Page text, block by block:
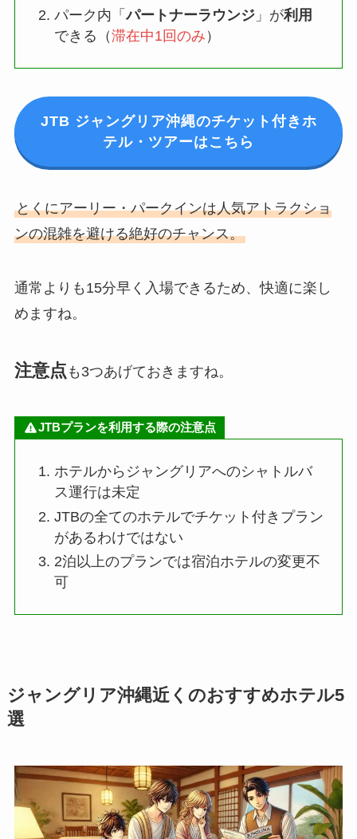
パーク内「パートナーラウンジ 」が利用
できる（滞在中1回のみ ）
JTB ジャングリア沖縄のチケット付きホ
テル・ツアーはこちら
とくにアーリー・パークインは人気アトラクショ
ンの混雑を避ける絶好のチャンス。
通常よりも15分早く入場できるため、快適に楽し
めますね。
注意点 も3つあげておきますね。
JTBプランを利用する際の注意点
ホテルからジャングリアへのシャトルバ
ス運行は未定
JTBの全てのホテルでチケット付きプラン
があるわけではない
2泊以上のプランでは宿泊ホテルの変更不
可
ジャングリア沖縄近くのおすすめホテル5
選